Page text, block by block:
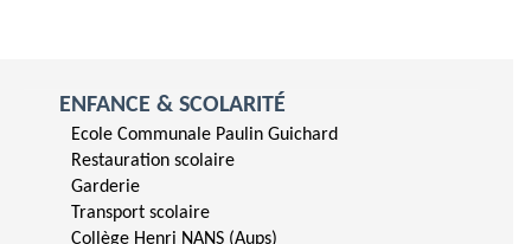
ENFANCE & SCOLARITÉ
Ecole Communale Paulin Guichard
Restauration scolaire
Garderie
Transport scolaire
Collège Henri NANS (Aups)